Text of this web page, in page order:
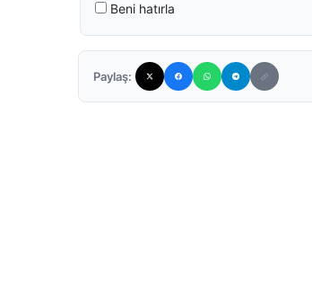
Beni hatırla
Paylaş: